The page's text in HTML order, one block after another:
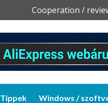
Skip
Cooperation /
Tippek Windows /